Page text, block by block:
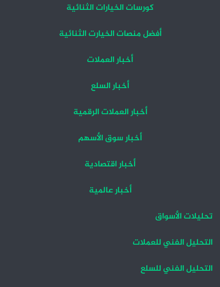
كورسات الخيارات الثنائية
أفضل منصات الخيارت الثنائية
أخبار العملات
أخبار السلع
أخبار العملات الرقمية
أخبار سوق الأسهم
أخبار اقتصادية
أخبار عالمية
تحليلات الأسواق
التحليل الفني للعملات
التحليل الفني للسلع